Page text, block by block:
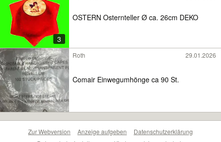
3
OSTERN Osternteller Ø ca. 26cm DEKO
Roth 29.01.2026
Comair Einwegumhönge ca 90 St.
Zur Webversion Anzeige aufgeben
Datenschutzerklärung